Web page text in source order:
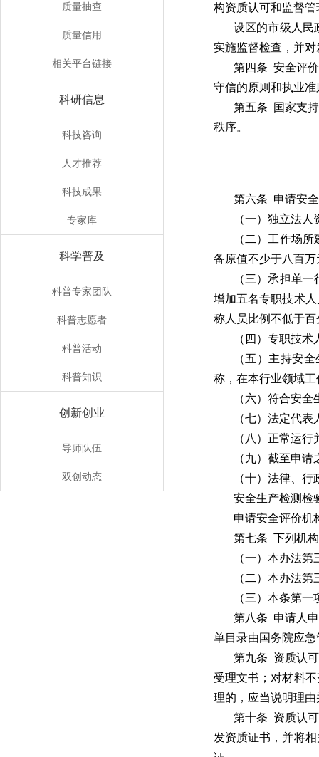
质量抽查
质量信用
相关平台链接
科研信息
科技咨询
人才推荐
科技成果
专家库
科学普及
科普专家团队
科普志愿者
科普活动
科普知识
创新创业
导师队伍
双创动态
构资质认可和监督
设区的市级人民
实施监督检查，并
第四条 安全评
守信的原则和执业
第五条 国家支
秩序。
第六条 申请安
（一）独立法
（二）工作场
备原值不少于八百万
（三）承担单
增加五名专职技术
称人员比例不低于
（四）专职技
（五）主持安
称，在本行业领域
（六）符合安
（七）法定代
（八）正常运
（九）截至申
（十）法律、
安全生产检测检
申请安全评价机
第七条 下列机
（一）本办法
（二）本办法
（三）本条第
第八条 申请人
单目录由国务院应
第九条 资质认
受理文书；对材料
理的，应当说明理
第十条 资质认
发资质证书，并将